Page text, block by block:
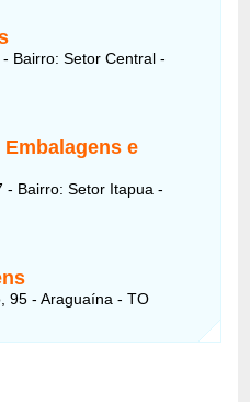
Bairro: Setor Central -
e
- Bairro: Setor Itapua -
95 - Araguaína - TO